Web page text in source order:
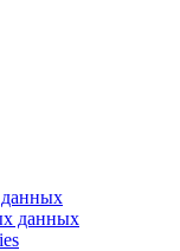
данных